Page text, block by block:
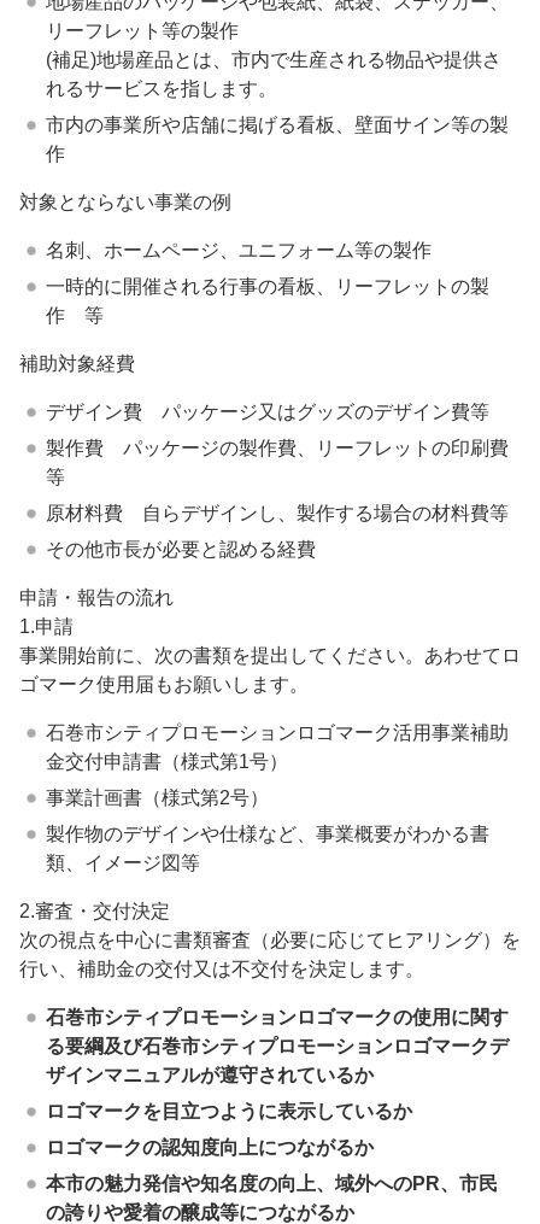
リーフレット等の製作
(補足)地場産品とは、市内で生産される物品や提供さ
れるサービスを指します。
市内の事業所や店舗に掲げる看板、壁面サイン等の製
作
対象とならない事業の例
名刺、ホームページ、ユニフォーム等の製作
一時的に開催される行事の看板、リーフレットの製
作 等
補助対象経費
デザイン費 パッケージ又はグッズのデザイン費等
製作費 パッケージの製作費、リーフレットの印刷費
等
原材料費 自らデザインし、製作する場合の材料費等
その他市長が必要と認める経費
申請・報告の流れ
1.申請
事業開始前に、次の書類を提出してください。あわせてロ
ゴマーク使用届もお願いします。
石巻市シティプロモーションロゴマーク活用事業補助
金交付申請書（様式第1号）
事業計画書（様式第2号）
製作物のデザインや仕様など、事業概要がわかる書
類、イメージ図等
2.審査・交付決定
次の視点を中心に書類審査（必要に応じてヒアリング）を
行い、補助金の交付又は不交付を決定します。
石巻市シティプロモーションロゴマークの使用に関す
る要綱及び石巻市シティプロモーションロゴマークデ
ザインマニュアルが遵守されているか
ロゴマークを目立つように表示しているか
ロゴマークの認知度向上につながるか
本市の魅力発信や知名度の向上、域外へのPR、市民
の誇りや愛着の醸成等につながるか